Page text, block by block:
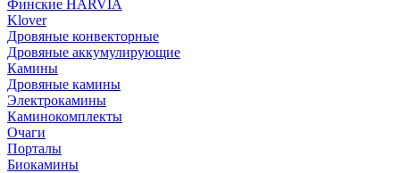
Финские HARVIA
Klover
Дровяные конвекторные
Дровяные аккумулирующие
Камины
Дровяные камины
Электрокамины
Каминокомплекты
Очаги
Порталы
Биокамины